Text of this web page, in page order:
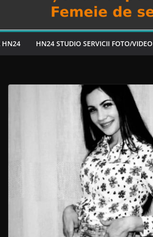
HN24 HN24 STUDIO SERVICII FOTO/VIDEO